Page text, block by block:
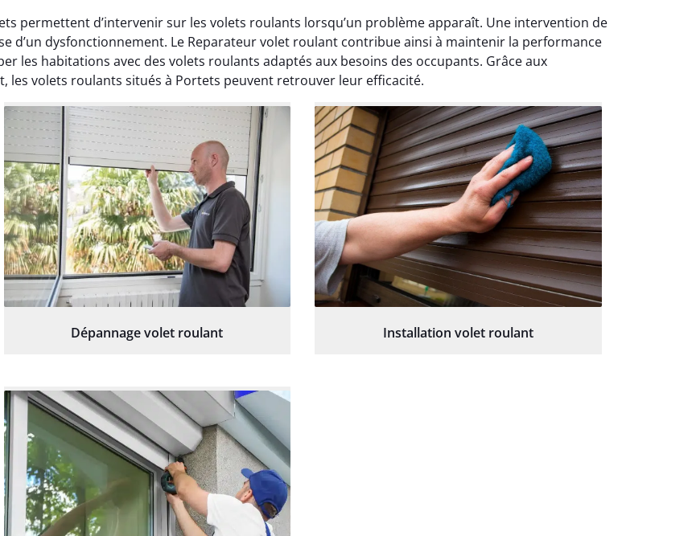
permettent d’intervenir sur les volets roulants lorsqu’un problème apparaît. Une intervention de
d’un dysfonctionnement. Le Reparateur volet roulant contribue ainsi à maintenir la performance
les habitations avec des volets roulants adaptés aux besoins des occupants. Grâce aux
volets roulants situés à Portets peuvent retrouver leur efficacité.
Dépannage volet roulant Installation volet roulant